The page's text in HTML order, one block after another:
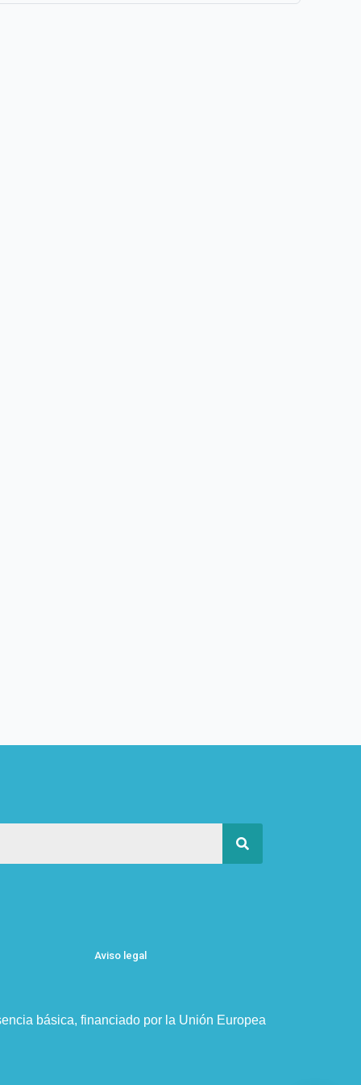
Aviso legal
básica, financiado por la Unión Europea